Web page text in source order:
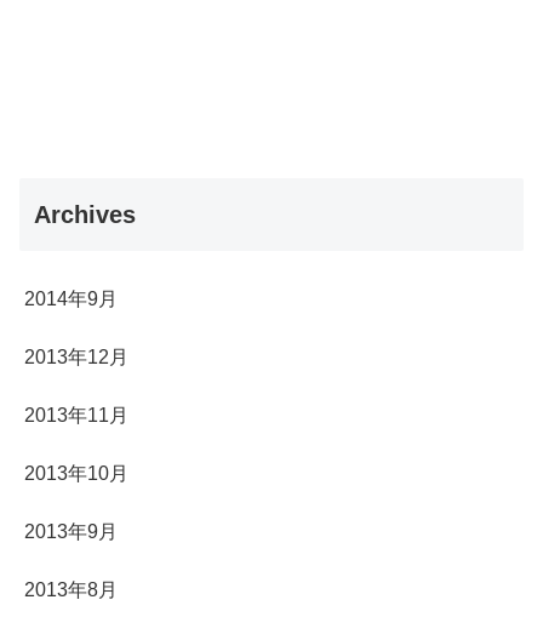
Archives
2014年9月
2013年12月
2013年11月
2013年10月
2013年9月
2013年8月